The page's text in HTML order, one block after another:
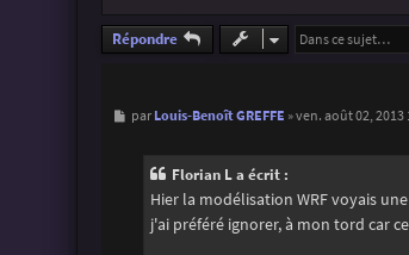
Répondre
M
par Louis-Benoît GREFFE »ven. août 02, 2013
Florian L a écrit :
Hier la modélisation WRF voyais
j'ai préféré ignorer, à mon tord car